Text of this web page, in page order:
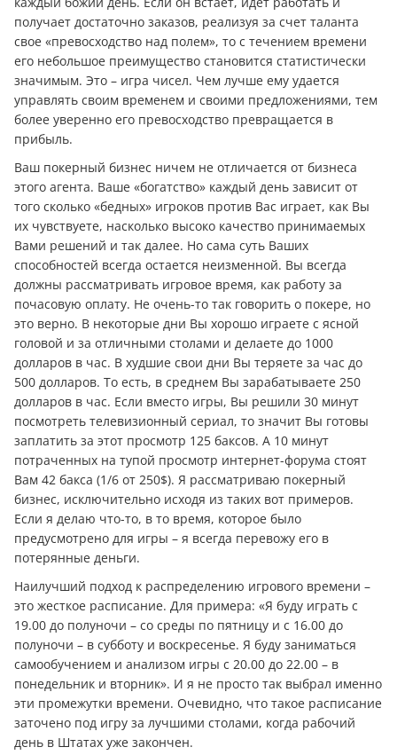
получает достаточно заказов, реализуя за счет таланта
свое «превосходство над полем», то с течением времени
его небольшое преимущество становится статистически
значимым. Это – игра чисел. Чем лучше ему удается
управлять своим временем и своими предложениями, тем
более уверенно его превосходство превращается в
прибыль.
Ваш покерный бизнес ничем не отличается от бизнеса
этого агента. Ваше «богатство» каждый день зависит от
того сколько «бедных» игроков против Вас играет, как Вы
их чувствуете, насколько высоко качество принимаемых
Вами решений и так далее. Но сама суть Ваших
способностей всегда остается неизменной. Вы всегда
должны рассматривать игровое время, как работу за
почасовую оплату. Не очень-то так говорить о покере, но
это верно. В некоторые дни Вы хорошо играете с ясной
головой и за отличными столами и делаете до 1000
долларов в час. В худшие свои дни Вы теряете за час до
500 долларов. То есть, в среднем Вы зарабатываете 250
долларов в час. Если вместо игры, Вы решили 30 минут
посмотреть телевизионный сериал, то значит Вы готовы
заплатить за этот просмотр 125 баксов. А 10 минут
потраченных на тупой просмотр интернет-форума стоят
Вам 42 бакса (1/6 от 250$). Я рассматриваю покерный
бизнес, исключительно исходя из таких вот примеров.
Если я делаю что-то, в то время, которое было
предусмотрено для игры – я всегда перевожу его в
потерянные дeньги.
Наилучший подход к распределению игрового времени –
это жесткое расписание. Для примера: «Я буду играть с
19.00 до полуночи – со среды по пятницу и с 16.00 до
полуночи – в субботу и воскресенье. Я буду заниматься
самообучением и анализом игры с 20.00 до 22.00 – в
понедельник и вторник». И я не просто так выбрал именно
эти промежутки времени. Очевидно, что такое расписание
заточено под игру за лучшими столами, когда рабочий
день в Штатах уже закончен.